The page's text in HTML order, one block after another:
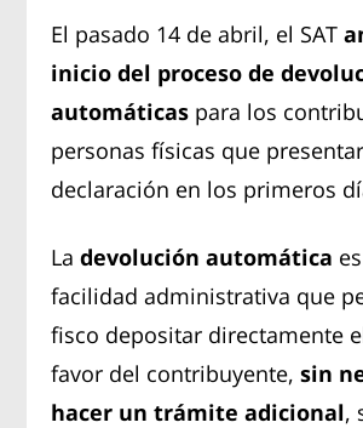
El pasado 14 de abril, el SAT
inicio del proceso de
automáticas para los
personas físicas que
declaración en los primeros
La devolución automática
facilidad administrativa que
fisco depositar directamente
favor del contribuyente,sin
hacer un trámite adicional,